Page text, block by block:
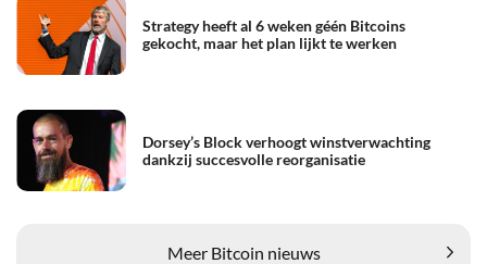
Strategy heeft al 6 weken géén Bitcoins
gekocht, maar het plan lijkt te werken
Dorsey’s Block verhoogt winstverwachting
dankzij succesvolle reorganisatie
Meer Bitcoin nieuws